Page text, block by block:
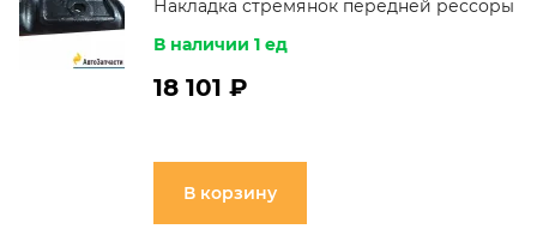
Накладка стремянок передней рессоры
В наличии 1 ед
18 101 ₽
В корзину